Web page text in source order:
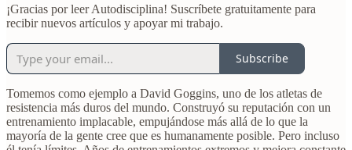
¡Gracias por leer Autodisciplina! Suscríbete gratuitamente para
recibir nuevos artículos y apoyar mi trabajo.
Subscribe
Tomemos como ejemplo a David Goggins, uno de los atletas de
resistencia más duros del mundo. Construyó su reputación con un
entrenamiento implacable, empujándose más allá de lo que la
mayoría de la gente cree que es humanamente posible. Pero incluso